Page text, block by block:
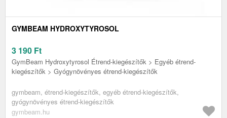
GYMBEAM HYDROXYTYROSOL
3 190 Ft
GymBeam Hydroxytyrosol Étrend-kiegészítők > Egyéb étrend-
kiegészítők > Gyógynövényes étrend-kiegészítők
gymbeam, étrend-kiegészítők, egyéb étrend-kiegészítők,
gyógynövényes étrend-kiegészítők
gymbeam.hu